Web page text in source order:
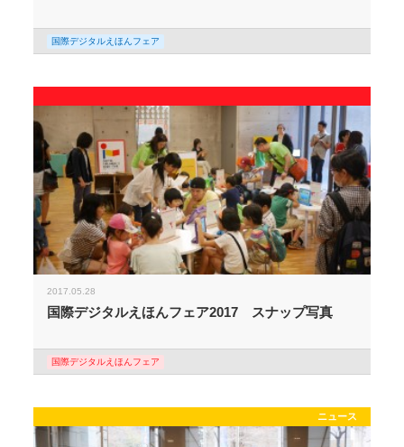
国際デジタルえほんフェア
2017.05.28
国際デジタルえほんフェア2017 スナップ写真
国際デジタルえほんフェア
ニュース